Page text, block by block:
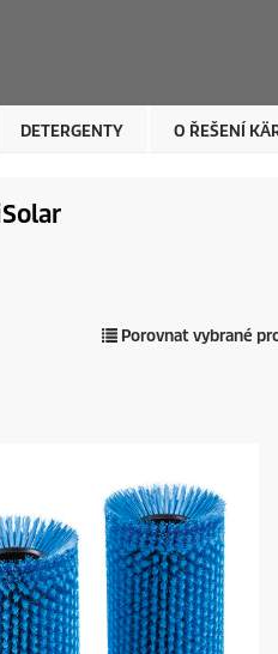
DETERGENTY O ŘEŠENÍ
Porovnat vybrané